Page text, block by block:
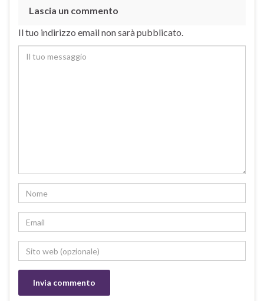
Lascia un commento
Il tuo indirizzo email non sarà pubblicato.